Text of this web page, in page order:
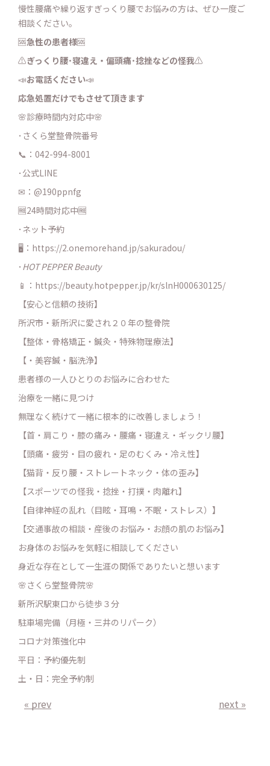
慢性腰痛や繰り返すぎっくり腰でお悩みの方は、ぜひ一度ご
相談ください。
🆘急性の患者様🆘
⚠️ぎっくり腰･寝違え・ 偏頭痛･捻挫などの怪我⚠️
📣お電話ください📣
応急処置だけでもさせて頂きます
🌸診療時間内対応中🌸
･さくら堂整骨院番号
📞：042-994-8001
･公式LINE
✉：@190ppnfg
🆓24時間対応中🆓
･ネット予約
🖥：https://2.onemorehand.jp/sakuradou/
･ HOT PEPPER Beauty
📱：https://beauty.hotpepper.jp/kr/slnH000630125/
【安心と信頼の技術】
所沢市・新所沢に愛され２０年の整骨院
【整体・骨格矯正・鍼灸・特殊物理療法】
【・美容鍼・脳洗浄】
患者様の一人ひとりのお悩みに合わせた
治療を一緒に見つけ
無理なく続けて一緒に根本的に改善しましょう！
【首・肩こり・膝の痛み・腰痛・寝違え・ギックリ腰】
【頭痛・疲労・目の疲れ・足のむくみ・冷え性】
【猫背・反り腰・ストレートネック・体の歪み】
【スポーツでの怪我・捻挫・打撲・肉離れ】
【自律神経の乱れ（目眩・耳鳴・不眠・ストレス）】
【交通事故の相談・産後のお悩み・お顔の肌のお悩み】
お身体のお悩みを気軽に相談してください
身近な存在として一生涯の関係でありたいと想います
🌸さくら堂整骨院🌸
新所沢駅東口から徒歩３分
駐車場完備（月極・三井のリパーク）
コロナ対策強化中
平日：予約優先制
土・日：完全予約制
« prev next »